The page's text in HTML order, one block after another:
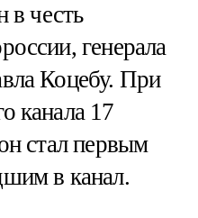
в честь
генерала
Коцебу. При
канала 17
стал первым
в канал.